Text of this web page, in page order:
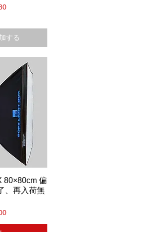
する
80×80cm 偏
、再入荷無